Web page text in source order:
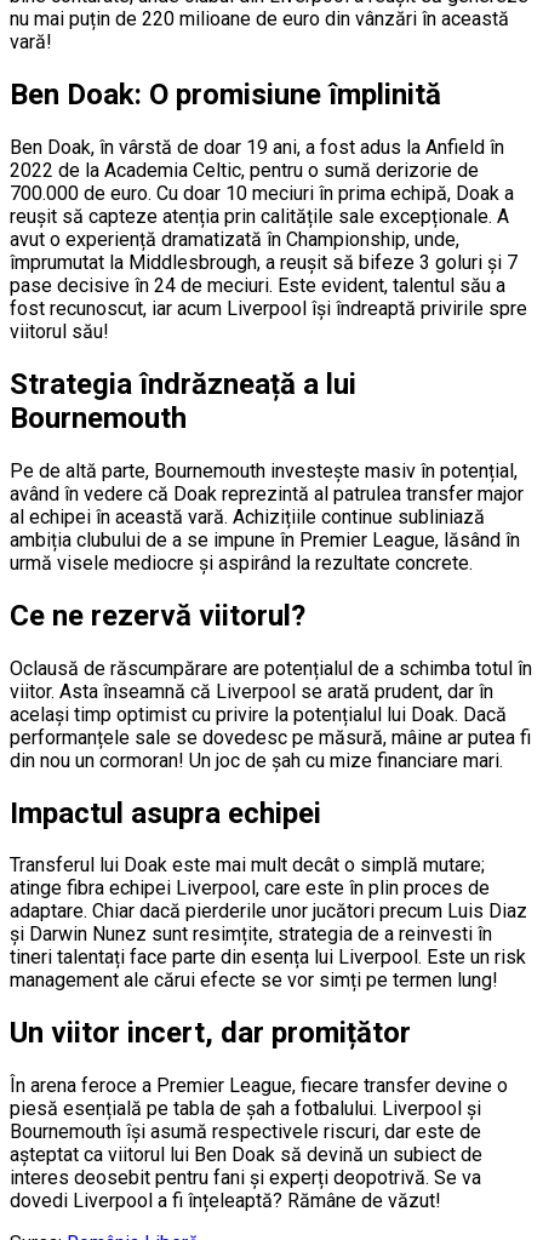
nu mai puțin de 220 milioane de euro din vânzări în această
vară!
Ben Doak: O promisiune împlinită
Ben Doak, în vârstă de doar 19 ani, a fost adus la Anfield în
2022 de la Academia Celtic, pentru o sumă derizorie de
700.000 de euro. Cu doar 10 meciuri în prima echipă, Doak a
reușit să capteze atenția prin calitățile sale excepționale. A
avut o experiență dramatizată în Championship, unde,
împrumutat la Middlesbrough, a reușit să bifeze 3 goluri și 7
pase decisive în 24 de meciuri. Este evident, talentul său a
fost recunoscut, iar acum Liverpool își îndreaptă privirile spre
viitorul său!
Strategia îndrăzneață a lui
Bournemouth
Pe de altă parte, Bournemouth investește masiv în potențial,
având în vedere că Doak reprezintă al patrulea transfer major
al echipei în această vară. Achizițiile continue subliniază
ambiția clubului de a se impune în Premier League, lăsând în
urmă visele mediocre și aspirând la rezultate concrete.
Ce ne rezervă viitorul?
Oclausă de răscumpărare are potențialul de a schimba totul în
viitor. Asta înseamnă că Liverpool se arată prudent, dar în
același timp optimist cu privire la potențialul lui Doak. Dacă
performanțele sale se dovedesc pe măsură, mâine ar putea fi
din nou un cormoran! Un joc de şah cu mize financiare mari.
Impactul asupra echipei
Transferul lui Doak este mai mult decât o simplă mutare;
atinge fibra echipei Liverpool, care este în plin proces de
adaptare. Chiar dacă pierderile unor jucători precum Luis Diaz
și Darwin Nunez sunt resimțite, strategia de a reinvesti în
tineri talentați face parte din esența lui Liverpool. Este un risk
management ale cărui efecte se vor simți pe termen lung!
Un viitor incert, dar promițător
În arena feroce a Premier League, fiecare transfer devine o
piesă esențială pe tabla de șah a fotbalului. Liverpool și
Bournemouth își asumă respectivele riscuri, dar este de
așteptat ca viitorul lui Ben Doak să devină un subiect de
interes deosebit pentru fani și experți deopotrivă. Se va
dovedi Liverpool a fi înțeleaptă? Rămâne de văzut!